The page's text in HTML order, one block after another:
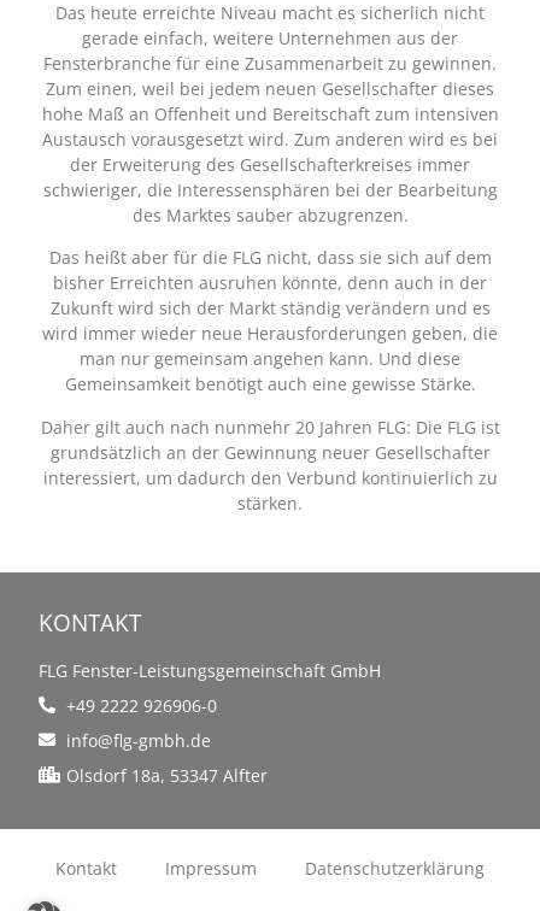
Das heute erreichte Niveau macht es sicherlich nicht
gerade einfach, weitere Unternehmen aus der
Fensterbranche für eine Zusammenarbeit zu gewinnen.
Zum einen, weil bei jedem neuen Gesellschafter dieses
hohe Maß an Offenheit und Bereitschaft zum intensiven
Austausch vorausgesetzt wird. Zum anderen wird es bei
der Erweiterung des Gesellschafterkreises immer
schwieriger, die Interessensphären bei der Bearbeitung
des Marktes sauber abzugrenzen.
Das heißt aber für die FLG nicht, dass sie sich auf dem
bisher Erreichten ausruhen könnte, denn auch in der
Zukunft wird sich der Markt ständig verändern und es
wird immer wieder neue Herausforderungen geben, die
man nur gemeinsam angehen kann. Und diese
Gemeinsamkeit benötigt auch eine gewisse Stärke.
Daher gilt auch nach nunmehr 20 Jahren FLG: Die FLG ist
grundsätzlich an der Gewinnung neuer Gesellschafter
interessiert, um dadurch den Verbund kontinuierlich zu
stärken.
KONTAKT
FLG Fenster-Leistungsgemeinschaft GmbH
+49 2222 926906-0
info@flg-gmbh.de
Olsdorf 18a, 53347 Alfter
Kontakt Impressum Datenschutzerklärung